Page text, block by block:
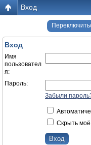
Вход
Вход
Имя
пользовател
я:
Пароль:
Забыли
Скрыть